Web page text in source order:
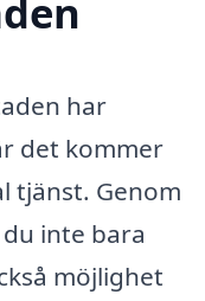
har
det kommer
tjänst. Genom
inte bara
möjlighet